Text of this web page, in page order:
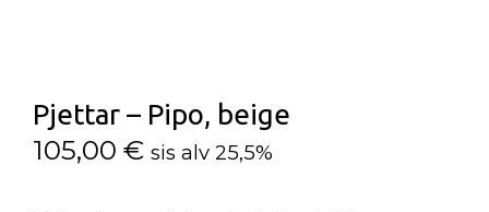
Pjettar – Pipo, beige
105,00 € sis alv 25,5%